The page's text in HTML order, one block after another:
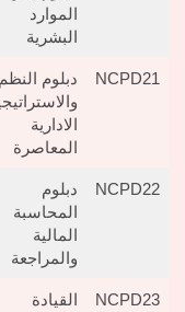
الموارد
البشرية
NCPD21
دبلوم النظم
الادارية
المعاصرة
NCPD22
دبلوم
المحاسبة
المالية
والمراجعة
NCPD23
القيادة